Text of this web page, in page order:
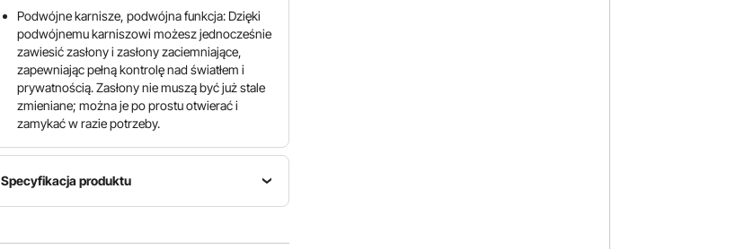
Podwójne karnisze, podwójna funkcja: Dzięki
podwójnemu karniszowi możesz jednocześnie
zawiesić zasłony i zasłony zaciemniające,
zapewniając pełną kontrolę nad światłem i
prywatnością. Zasłony nie muszą być już stale
zmieniane; można je po prostu otwierać i
zamykać w razie potrzeby.
Specyfikacja produktu
Numer
Kształt
długość